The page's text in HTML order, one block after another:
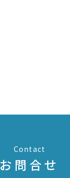
Contact
お問合せ